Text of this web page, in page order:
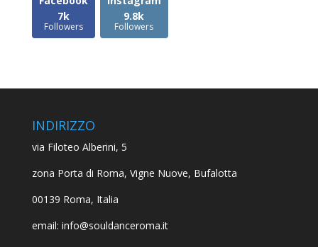
7k
Followers
9.8k
Followers
INDIRIZZO
via Filoteo Alberini, 5
zona Porta di Roma, Vigne Nuove, Bufalotta
00139 Roma, Italia
email: info@souldanceroma.it